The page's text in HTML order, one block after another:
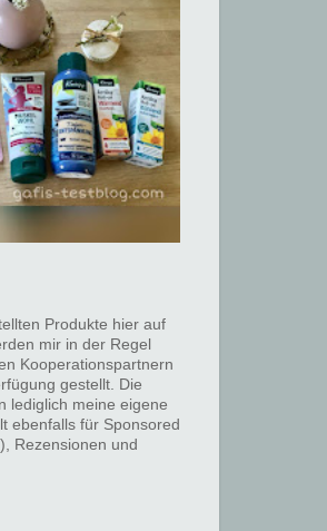
Produkte hier auf
mir in der Regel
Kooperationspartnern
gestellt. Die
lediglich meine eigene
ebenfalls für Sponsored
Rezensionen und